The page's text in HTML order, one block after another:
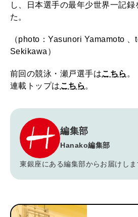
し、日本選手の最年少世界一記
た。
（photo：Yasunori Yamamoto
Sekikawa）
前回の競泳・瀬戸選手はこちら 。
連載トップはこちら 。
編集部
Hanako編集部
東銀座にある編集部からお届けしま